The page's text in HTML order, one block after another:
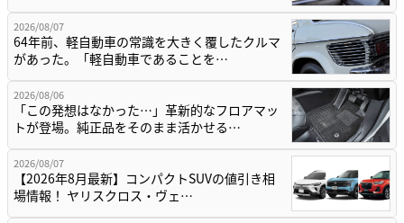
2026/08/07
64年前、軽自動車の常識を大きく覆したクルマ
があった。「軽自動車であることを…
2026/08/06
「この発想はなかった…」革新的なフロアマッ
トが登場。純正品をそのまま活かせる…
2026/08/07
【2026年8月最新】コンパクトSUVの値引き相
場情報！ ヤリスクロス・ヴェ…